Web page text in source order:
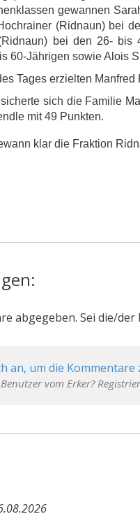
gewannen
(Ridnaun) bei
bei den 26- bis
60-Jährigen sowie Alois
Tages erzielten
sich die Familie
mit 49 Punkten.
klar die Fraktion
abgegeben. Sei die/der
an, um die
vom Erker?